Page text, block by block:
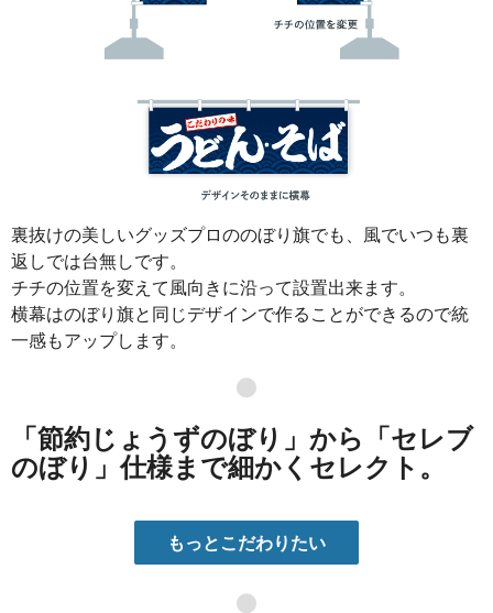
裏抜けの美しいグッズプロののぼり旗でも、風でいつも裏
返しでは台無しです。
チチの位置を変えて風向きに沿って設置出来ます。
横幕はのぼり旗と同じデザインで作ることができるので統
一感もアップします。
●
「節約じょうずのぼり」から「セレブ
のぼり」仕様まで細かくセレクト。
もっとこだわりたい
●